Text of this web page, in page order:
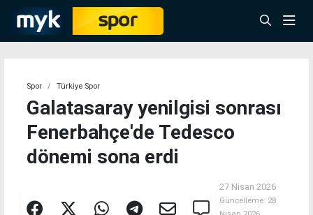
Spor Türkiye Spor
Galatasaray yenilgisi sonrası
Fenerbahçe'de Tedesco
dönemi sona erdi
27 Nisan 2026
Güncelleme: 28